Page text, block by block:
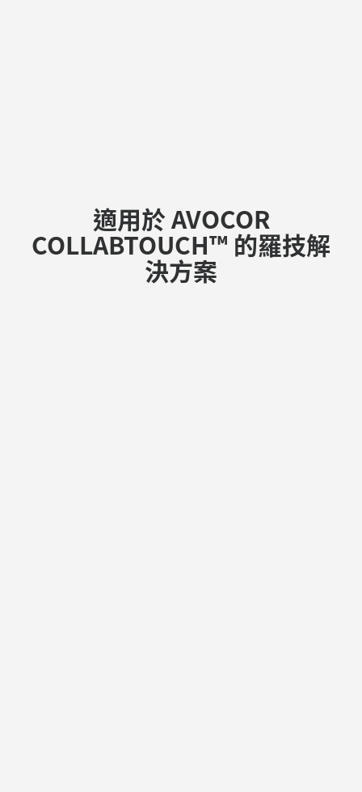
適用於 AVOCOR
COLLABTOUCH™ 的羅技解
決方案